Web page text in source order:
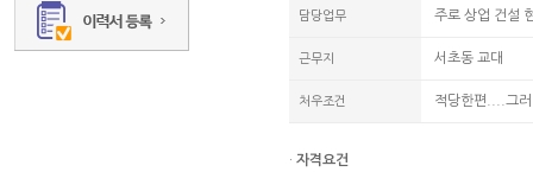
담당업무 주로 상업 건설
근무지 서초동 교대
처우조건 적당한편....그
· 자격요건